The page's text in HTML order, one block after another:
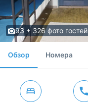
93 + 326 фото гостей
Обзор Номера